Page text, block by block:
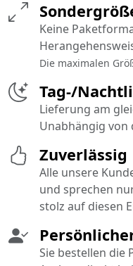
Tag-/
Lieferung am
Unabhängig von
Sie bestellen die
Keine
Die maximalen
Zuverlässig
Alle unsere
und sprechen
stolz auf diesen